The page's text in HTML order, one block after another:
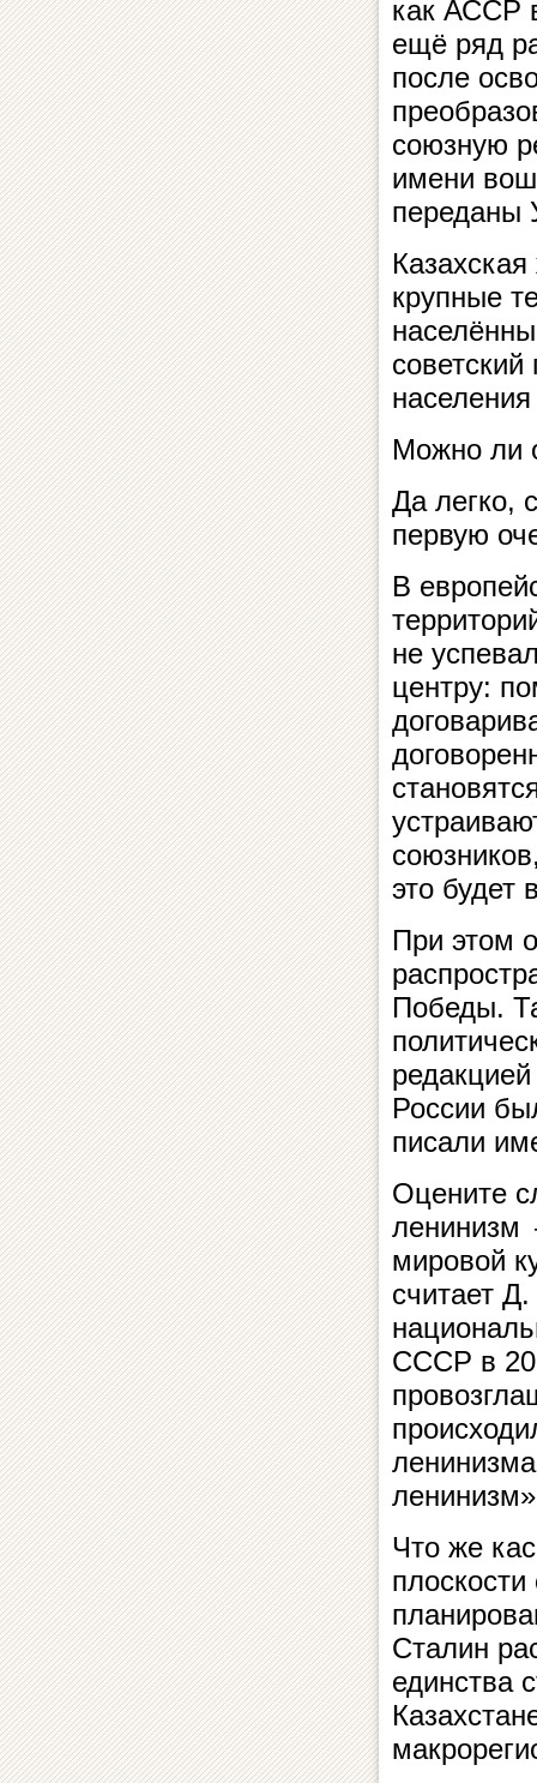
как АССР
ещё ряд
после
союзную
имени
переданы
крупные
Можно ли
Да легко,
первую
В
не
центру:
это будет
При этом
Победы.
России
писали
Оцените
ленинизм
мировой
считает
СССР в 20
Что же
плоскости
Сталин
единства